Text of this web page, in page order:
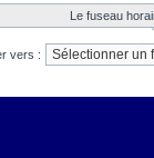
Le fuseau
vers :